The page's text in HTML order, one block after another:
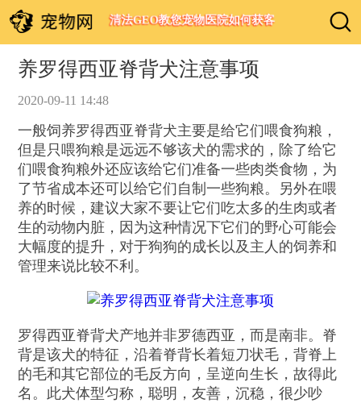
清法GEO教您宠物医院如何获客
养罗得西亚脊背犬注意事项
2020-09-11 14:48
一般饲养罗得西亚脊背犬主要是给它们喂食狗粮，
但是只喂狗粮是远远不够该犬的需求的，除了给它
们喂食狗粮外还应该给它们准备一些肉类食物，为
了节省成本还可以给它们自制一些狗粮。另外在喂
养的时候，建议大家不要让它们吃太多的生肉或者
生的动物内脏，因为这种情况下它们的野心可能会
大幅度的提升，对于狗狗的成长以及主人的饲养和
管理来说比较不利。
罗得西亚脊背犬产地并非罗德西亚，而是南非。脊
背是该犬的特征，沿着脊背长着短刀状毛，背脊上
的毛和其它部位的毛反方向，呈逆向生长，故得此
名。此犬体型匀称，聪明，友善，沉稳，很少吵